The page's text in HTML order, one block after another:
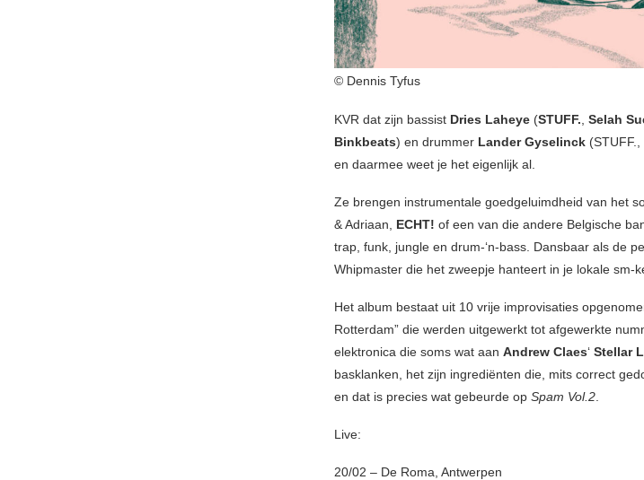
© Dennis Tyfus
KVR dat zijn bassist Dries Laheye (STUFF. Selah
Binkbeats) en drummer Lander Gyselinck (STUFF.,
en daarmee weet je het eigenlijk al.
Ze brengen instrumentale goedgeluimdheid van het
& Adriaan, ECHT! of een van die andere Belgische
trap, funk, jungle en drum-‘n-bass. Dansbaar als de
Whipmaster die het zweepje hanteert in je lokale sm-
Het album bestaat uit 10 vrije improvisaties
Rotterdam” die werden uitgewerkt tot afgewerkte
elektronica die soms wat aan Andrew Claes‘ Stellar
basklanken, het zijn ingrediënten die, mits correct
en dat is precies wat gebeurde op Spam Vol.2
Live:
20/02 – De Roma, Antwerpen